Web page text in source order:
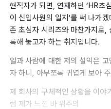
현직자가 되면, 연재하던 ‘HR초
이 신입사원의 일지’를 써 나가
존 초심자 시리즈와 마찬가지로,
록해 놓고자 하는 취지입니다.
일과 사람에 대한 저의 설익은
자 하니, 아무쪼록 귀엽게 보아
제 회사의 구체적인 상황을 이야
럼 제가 느낀 바 위주의